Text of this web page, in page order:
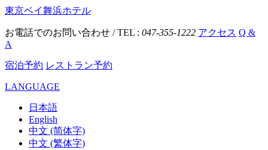
東京ベイ舞浜ホテル
お電話でのお問い合わせ / TEL : 047-355-1222 アクセス Q &
A
宿泊予約 レストラン予約
LANGUAGE
日本語
English
中文 (简体字)
中文 (繁体字)